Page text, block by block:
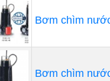
sống của nhiều loại
(7,5 triệu lít) mỗi
thiểu khoảng 1750
trì hòa tan đầy đủ oxy
Bơm chìm
Bơm chìm